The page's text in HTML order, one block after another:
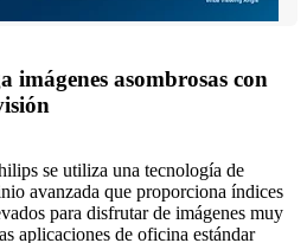
imágenes asombrosas con
se utiliza una tecnología de
avanzada que proporciona índices
para disfrutar de imágenes muy
aplicaciones de oficina estándar